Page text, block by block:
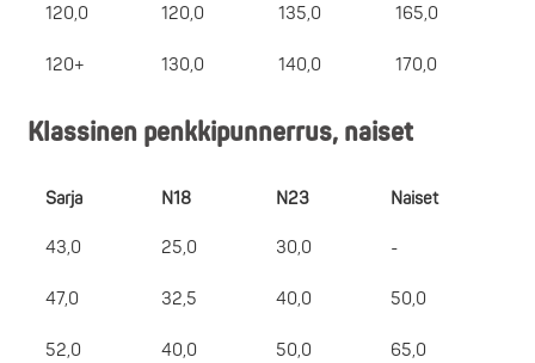
120,0 120,0 135,0 165,0
120+ 130,0 140,0 170,0
Klassinen penkkipunnerrus, naiset
Sarja N18 N23 Naiset
43,0 25,0 30,0 -
47,0 32,5 40,0 50,0
52,0 40,0 50,0 65,0